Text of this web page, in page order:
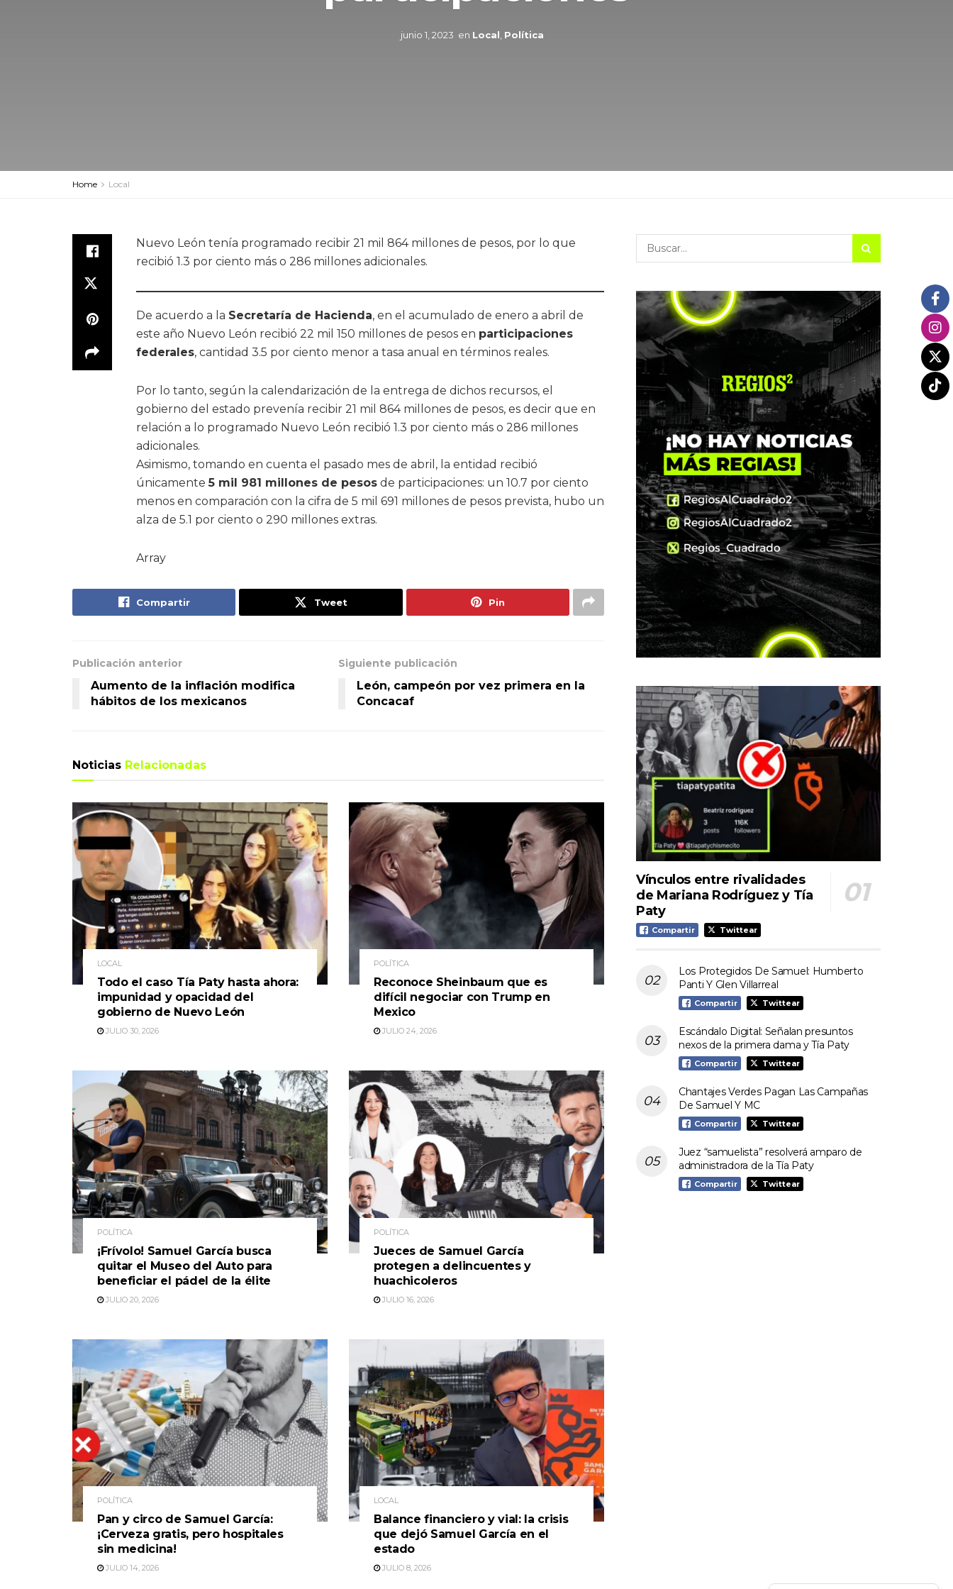
junio 1, 2023 en Local Política
Home Local
Nuevo León tenía programado recibir 21 mil 864 millones de pesos, por lo que
recibió 1.3 por ciento más o 286 millones adicionales.
De acuerdo a la Secretaría de Hacienda, en el acumulado de enero a abril de
este año Nuevo León recibió 22 mil 150 millones de pesos en participaciones
federales, cantidad 3.5 por ciento menor a tasa anual en términos reales.
Por lo tanto, según la calendarización de la entrega de dichos recursos, el
gobierno del estado prevenía recibir 21 mil 864 millones de pesos, es decir que en
relación a lo programado Nuevo León recibió 1.3 por ciento más o 286 millones
adicionales.
Asimismo, tomando en cuenta el pasado mes de abril, la entidad recibió
únicamente5 mil 981 millones de pesos de participaciones: un 10.7 por ciento
menos en comparación con la cifra de 5 mil 691 millones de pesos prevista, hubo un
alza de 5.1 por ciento o 290 millones extras.
Array
Compartir Tweet Pin
Publicación anterior
Aumento de la inflación modifica
hábitos de los mexicanos
Siguiente publicación
León, campeón por vez primera en la
Concacaf
Noticias Relacionadas
LOCAL
Todo el caso Tía Paty hasta ahora:
impunidad y opacidad del
gobierno de Nuevo León
JULIO 30, 2026
POLÍTICA
Reconoce Sheinbaum que es
difícil negociar con Trump en
Mexico
JULIO 24, 2026
POLÍTICA
¡Frívolo! Samuel García busca
quitar el Museo del Auto para
beneficiar el pádel de la élite
JULIO 20, 2026
POLÍTICA
Jueces de Samuel García
protegen a delincuentes y
huachicoleros
JULIO 16, 2026
POLÍTICA
Pan y circo de Samuel García:
¡Cerveza gratis, pero hospitales
sin medicina!
JULIO 14, 2026
LOCAL
Balance financiero y vial: la crisis
que dejó Samuel García en el
estado
JULIO 8, 2026
Vínculos entre rivalidades
de Mariana Rodríguez y Tía
Paty
Compartir Twittear
Los Protegidos De Samuel: Humberto
Panti Y Glen Villarreal
Compartir Twittear
Escándalo Digital: Señalan presuntos
nexos de la primera dama y Tía Paty
Compartir Twittear
Chantajes Verdes Pagan Las Campañas
De Samuel Y MC
Compartir Twittear
Juez “samuelista” resolverá amparo de
administradora de la Tía Paty
Compartir Twittear